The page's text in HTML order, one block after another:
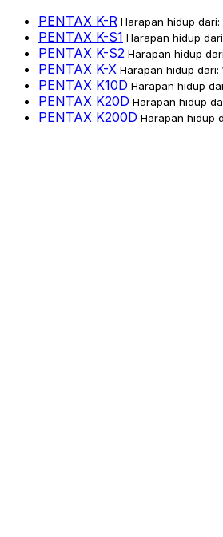
PENTAX K-R Harapan hidup
PENTAX K-S1 Harapan hidup
PENTAX K-S2 Harapan hidup
PENTAX K-X Harapan hidup
PENTAX K10D Harapan hidup
PENTAX K20D Harapan hidup
PENTAX K200D Harapan hidup